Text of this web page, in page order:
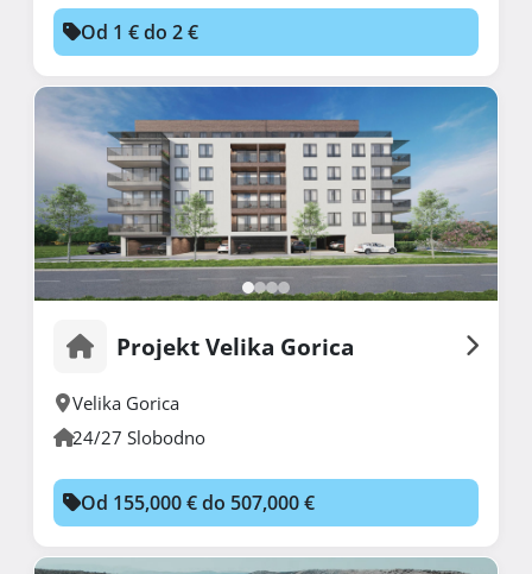
Od 1 € do 2 €
Projekt Velika Gorica
Velika Gorica
24/27 Slobodno
Od 155,000 € do 507,000 €